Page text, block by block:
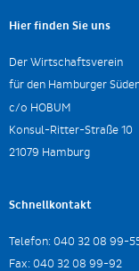
Hier finden Sie uns
Der Wirtschaftsverein
für den Hamburger
c/o HOBUM
Konsul-Ritter-Straße 10
21079 Hamburg
Schnellkontakt
Telefon: 040 32 08 99-
Fax: 040 32 08 99-92